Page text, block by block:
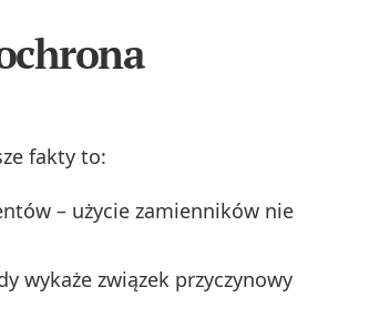
fakty to:
– użycie zamienników nie
wykaże związek przyczynowy